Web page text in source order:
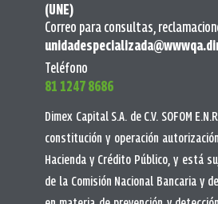
(UNE)
Correo para consultas,
Teléfono
81 1247 8686
Dimex Capital S.A. de C.V. SOFOM
constitución y operación
Hacienda y Crédito Público, y está
de la Comisión Nacional Bancaria y